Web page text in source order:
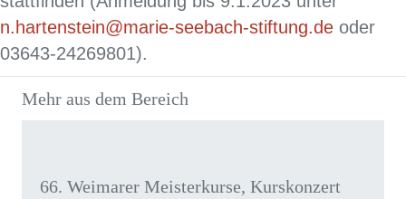
n.hartenstein@marie-seebach-stiftung.de oder
03643-24269801).
Mehr aus dem Bereich
66. Weimarer Meisterkurse, Kurskonzert